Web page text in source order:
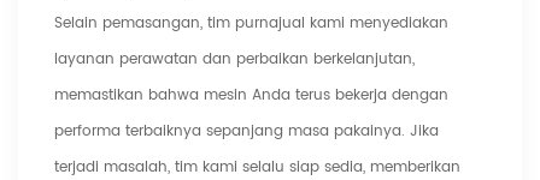
Selain pemasangan, tim purnajual kami menyediakan
layanan perawatan dan perbaikan berkelanjutan,
memastikan bahwa mesin Anda terus bekerja dengan
performa terbaiknya sepanjang masa pakainya. Jika
terjadi masalah, tim kami selalu siap sedia, memberikan